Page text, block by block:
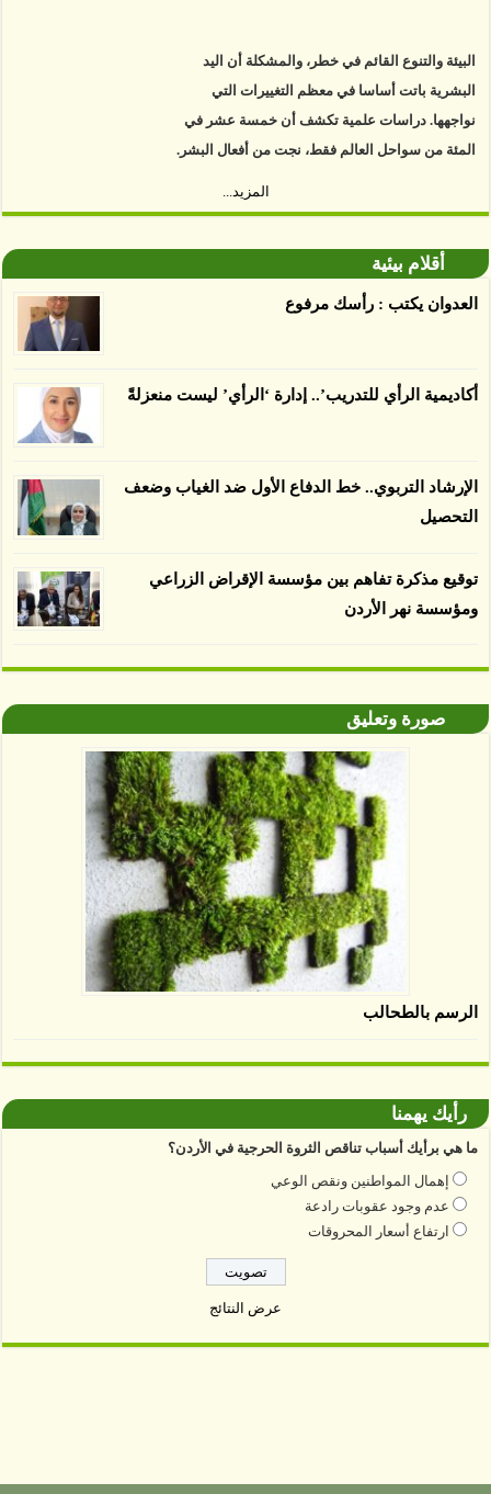
البيئة والتنوع القائم في خطر، والمشكلة أن اليد
البشرية باتت أساسا في معظم التغييرات التي
نواجهها. دراسات علمية تكشف أن خمسة عشر في
المئة من سواحل العالم فقط، نجت من أفعال البشر.
اعتمادها على أنها مستدامة تدمرت بشكل أسرع من
الغطاء عن أي ادعاءات تقول بأن الزيت يمكن ألا
صديقة للبيئة 38 في المئة من زراعتها منذ عام 2007،
المزيد...
أقلام بيئية
العدوان يكتب : رأسك مرفوع
أكاديمية الرأي للتدريب’.. إدارة ‘الرأي’ ليست منعزلةً
الإرشاد التربوي.. خط الدفاع الأول ضد الغياب وضعف
التحصيل
توقيع مذكرة تفاهم بين مؤسسة الإقراض الزراعي
ومؤسسة نهر الأردن
صورة وتعليق
الرسم بالطحالب
رأيك يهمنا
ما هي برأيك أسباب تناقص الثروة الحرجية في الأردن؟
إهمال المواطنين ونقص الوعي
عدم وجود عقوبات رادعة
ارتفاع أسعار المحروقات
عرض النتائج